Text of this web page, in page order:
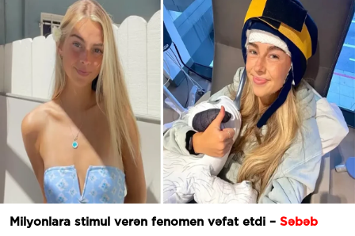
Milyonlara stimul verən fenomen vəfat etdi – Səbəb